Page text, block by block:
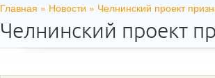
Главная » Новости » Челнинский проект
Челнинский проект